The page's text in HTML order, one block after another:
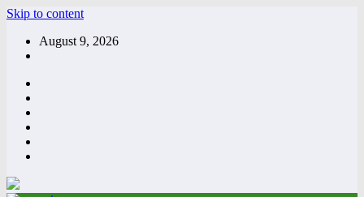
Skip to content
August 9, 2026